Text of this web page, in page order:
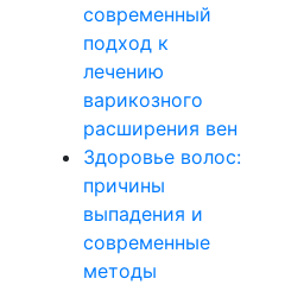
современный
подход к
лечению
варикозного
расширения вен
Здоровье волос:
причины
выпадения и
современные
методы